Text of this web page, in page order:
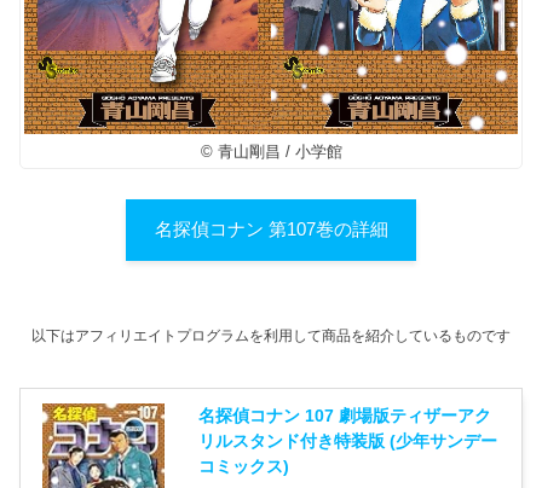
© 青山剛昌 / 小学館
名探偵コナン 第107巻の詳細
以下はアフィリエイトプログラムを利用して商品を紹介しているものです
名探偵コナン 107 劇場版ティザーアク
リルスタンド付き特装版 (少年サンデー
コミックス)